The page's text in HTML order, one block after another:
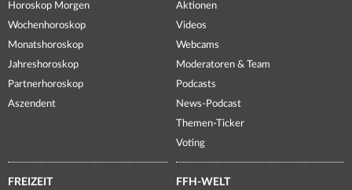
Horoskop Morgen
Wochenhoroskop
Monatshoroskop
Jahreshoroskop
Partnerhoroskop
Aszendent
Aktionen
Videos
Webcams
Moderatoren & Team
Podcasts
News-Podcast
Themen-Ticker
Voting
FREIZEIT FFH-WELT